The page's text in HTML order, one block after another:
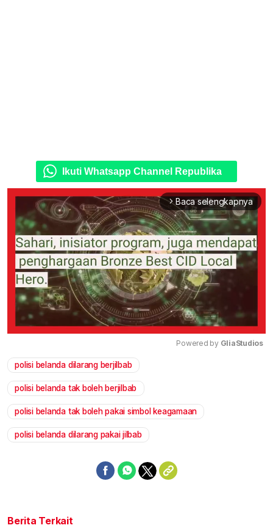
Ikuti Whatsapp Channel Republika
arrow_forward_ios Baca selengkapnya
Powered by GliaStudios
polisi belanda dilarang berjilbab
polisi belanda tak boleh berjilbab
polisi belanda tak boleh pakai simbol keagamaan
polisi belanda dilarang pakai jilbab
Berita Terkait